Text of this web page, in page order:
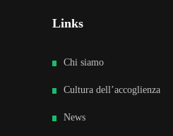
Links
Chi siamo
Cultura dell’accoglienza
News